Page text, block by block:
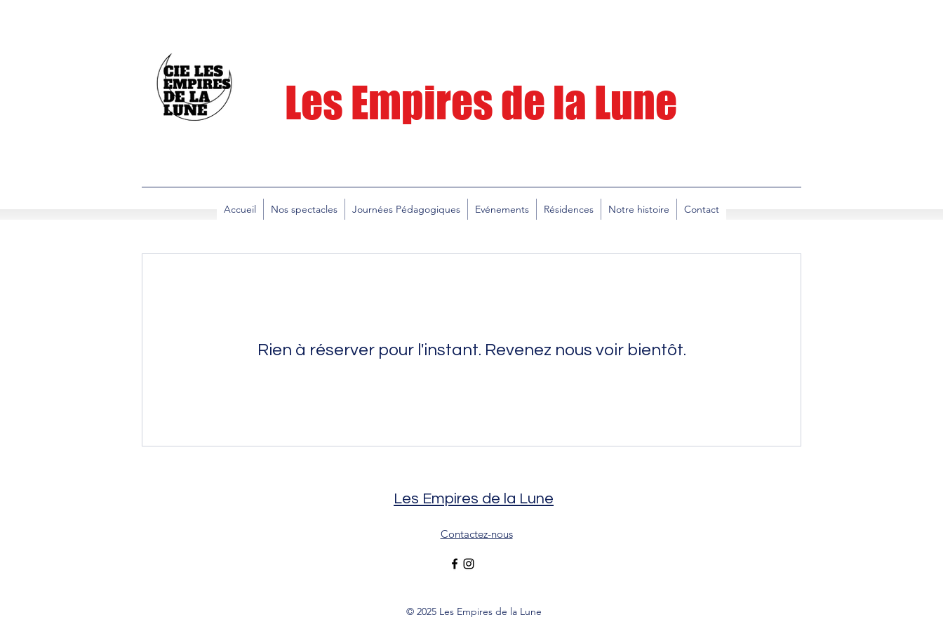
Les Empires de la Lune
Accueil Nos spectacles Journées Pédagogiques Evénements Résidences Notre histoire Contact
Rien à réserver pour l'instant. Revenez nous voir bientôt.
Les Empires de la Lune
Contactez-nous
© 2025 Les Empires de la Lune